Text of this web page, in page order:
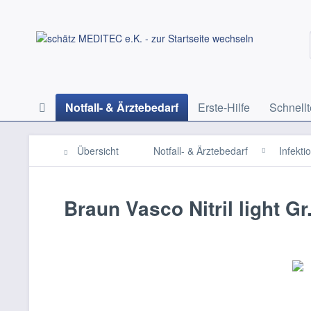
Notfall- & Ärztebedarf Erste-Hilfe
Übersicht Notfall- & Ärztebedarf
Braun Vasco Nitril light